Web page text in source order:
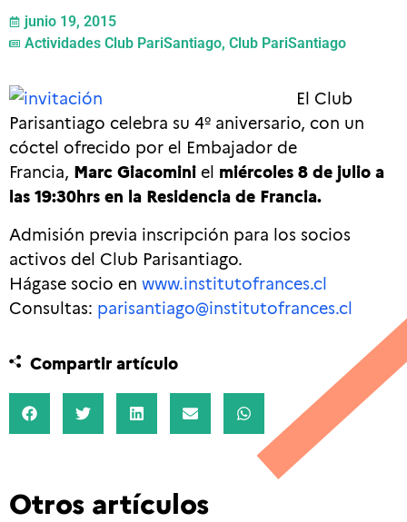
junio 19, 2015
Actividades Club PariSantiago, Club PariSantiago
El Club
Parisantiago celebra su 4º aniversario, con un
cóctel ofrecido por el Embajador de
Francia, Marc Giacomini el miércoles 8 de julio a
las 19:30hrs en la Residencia de Francia.
Admisión previa inscripción para los socios
activos del Club Parisantiago.
Hágase socio en www.institutofrances.cl
Consultas: parisantiago@institutofrances.cl
Compartir artículo
Otros artículos